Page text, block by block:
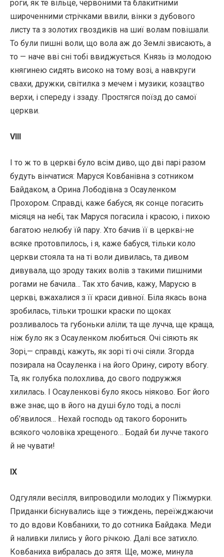
роги, як те вільце, червоними та блакитними
широченними стрічками ввили, вінки з дубового
листу та з золотих гвоздиків на шиї волам повішали.
То були пишні воли, що вола аж до Землі звисають, а
то — наче вві сні тобі ввиджується. Князь із молодою
княгинею сидять високо на тому возі, а навкруги
свахи, дружки, світилка з мечем і музики; козацтво
верхи, і спереду і ззаду. Простягся поїзд до самої
церкви.
VIII
І то ж то в церкві було всім диво, що дві парі разом
будуть вінчатися: Маруся Ковбанівна з сотником
Байдаком, а Орина Лободівна з Осауленком
Прохором. Справді, каже бабуся, як сонце погасить
місяця на небі, так Маруся погасила і красою, і пихою
багатою нелюбу їй пару. Хто бачив її в церкві-не
всяке протовпилось, і я, каже бабуся, тільки коло
церкви стояла та на ті воли дивилась, та дивом
дивувала, що зроду таких волів з такими пишними
рогами не бачила… Так хто бачив, кажу, Марусю в
церкві, вжахалися з її краси дивної. Біла якась вона
зробилась, тільки трошки краски по щоках
розливалось та губоньки аліли; та ще лучча, ще краща,
ніж було як з Осауленком любиться. Очі сіяють як
Зорі,— справді, кажуть, як зорі ті очі сіяли. Згорда
позирала на Осауленка і на його Орину, сироту вбогу.
Та, як голубка полохлива, до свого подружжя
хилилась. І Осауленкові було якось ніяково. Бог його
вже знає, що в його на душі було тоді, а послі
об’явилося… Нехай господь од такого боронить
всякого чоловіка хрещеного… Бодай би лучче такого
й не чувати!
IX
Одгуляли весілля, випроводили молодих у Піжмурки.
Приданки біснувались іще э тиждень, переїжджаючи
то до вдови Ковбанихи, то до сотника Байдака. Меди
й наливки лились у його річкою. Далі все затихло.
Ковбаниха вибралась до зятя. Ще, може, минула